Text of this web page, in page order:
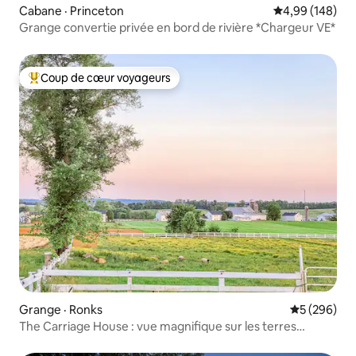
Cabane · Princeton Note
4,99 (148)
Grange convertie privée en bord de rivière *Chargeur VE*
Coup de cœur voyageurs parmi les plus aimés
Coup de cœur voyageurs
Grange · Ronks Note
5 (296)
The Carriage House : vue magnifique sur les terres